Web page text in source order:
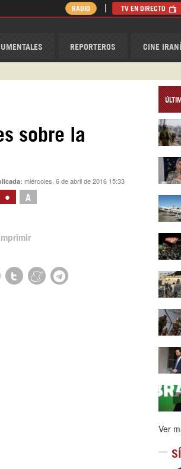
REPORTEROS CINE IRANÍ
RADIO TV EN DIRECTO
sobre la
miércoles, 6 de abril de 2016 15:33
• A
Ver